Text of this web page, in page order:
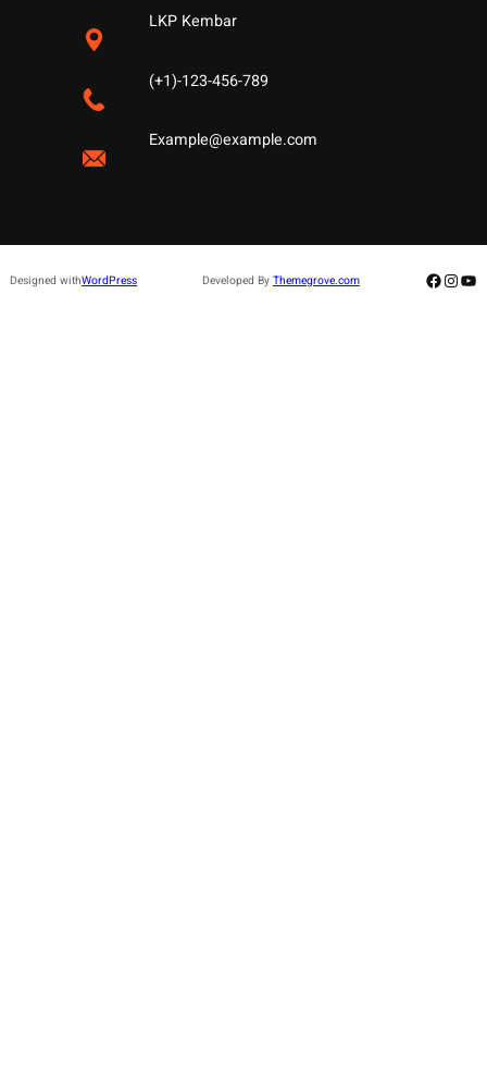
LKP Kembar
(+1)-123-456-789
Example@example.com
Designed withWordPress Developed By Themegrove.com